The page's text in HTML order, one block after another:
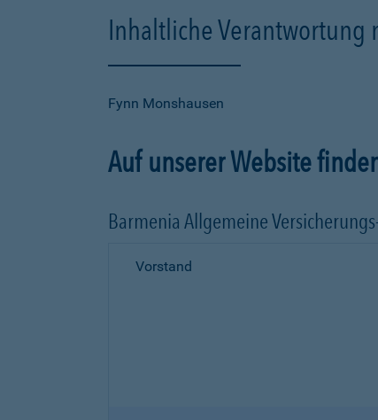
Inhaltliche Verantwortung
Fynn Monshausen
Auf unserer Website
Barmenia Allgemeine
Vorstand